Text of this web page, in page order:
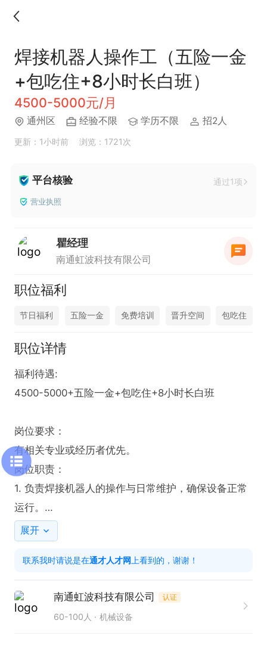
焊接机器人操作工（五险一金
+包吃住+8小时长白班）
4500-5000元/月
通州区 经验不限 学历不限 招2人
更新：1小时前 浏览：1721次
平台核验 通过1项
营业执照
瞿经理
南通虹波科技有限公司
职位福利
节日福利 五险一金 免费培训 晋升空间 包吃住
职位详情
福利待遇:
4500-5000+五险一金+包吃住+8小时长白班
岗位要求：
有相关专业或经历者优先。
岗位职责：
1. 负责焊接机器人的操作与日常维护，确保设备正常
运行。
2. 依据生产任务，精准设定焊接参数，保障焊接质
3. 及时处理焊接过程中出现的各类问题，保证生产顺
只需两步，轻松找工作：1、先点击投简历；2、再打
展开
联系我时请说是在通才人才网 上看到的，谢谢！
南通虹波科技有限公司 认证
60-100人 机械设备